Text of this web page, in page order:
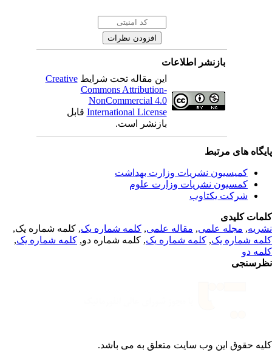
بازنشر اطلاعات
این مقاله تحت شرایطCreative
Commons Attribution-
NonCommercial 4.0
International Licenseقابل
بازنشر است.
های مرتبط
کمیسیون نشریات وزارت بهداشت
کمسیون نشریات وزارت علوم
شرکت یکتاوب
کلیدی
,مجله علمی, مقاله علمی, کلمه شماره یک, کلمه شماره یک,
شماره یک,کلمه شماره یک, کلمه شماره دو,کلمه شماره یک,
دو
حقوق این وب سایت متعلق بهمی باشد.